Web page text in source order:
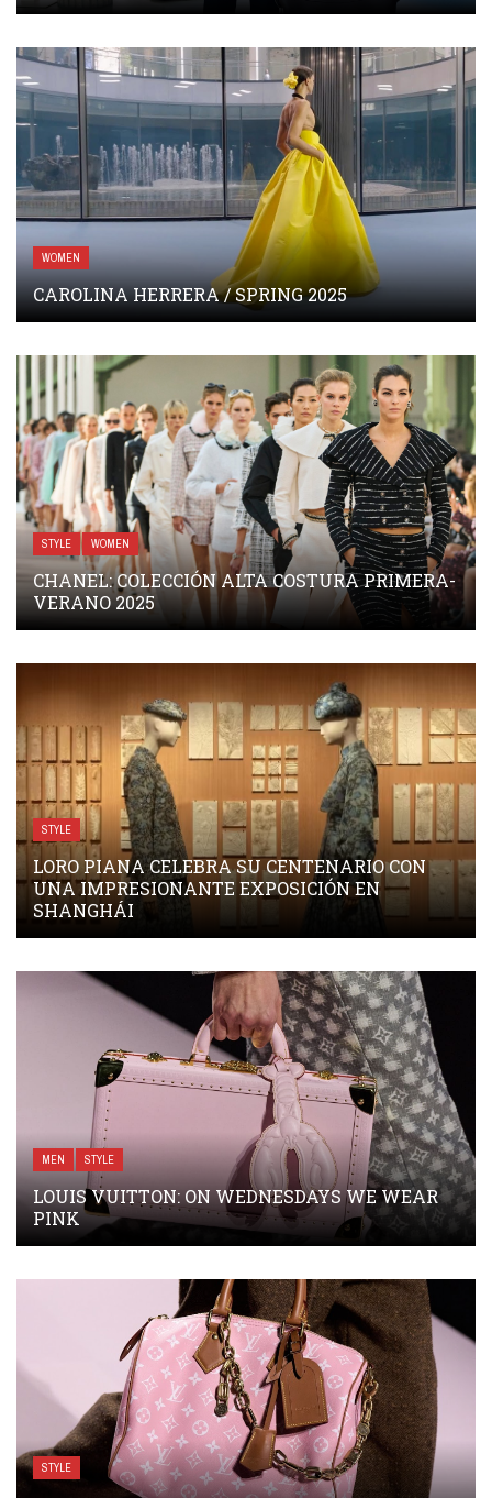
WOMEN
CAROLINA HERRERA / SPRING 2025
STYLE WOMEN
CHANEL: COLECCIÓN ALTA COSTURA PRIMERA-
VERANO 2025
STYLE
LORO PIANA CELEBRA SU CENTENARIO CON
UNA IMPRESIONANTE EXPOSICIÓN EN
SHANGHÁI
MEN STYLE
LOUIS VUITTON: ON WEDNESDAYS WE WEAR
PINK
STYLE